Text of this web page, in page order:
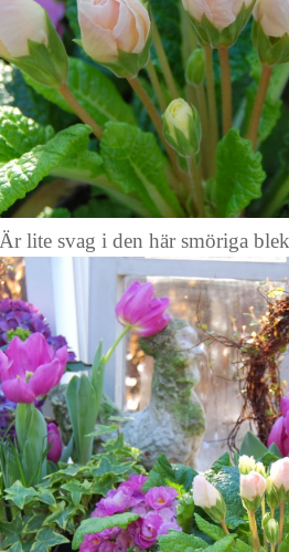
Är lite svag i den här smöriga